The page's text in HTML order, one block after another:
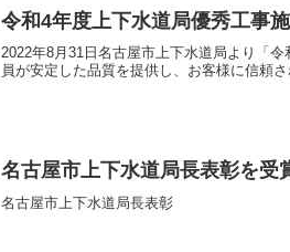
令和4年度上下水道局優秀工事
2022年8月31日名古屋市上下水道局より「
員が安定した品質を提供し、お客様に信頼
名古屋市上下水道局長表彰を受
名古屋市上下水道局長表彰